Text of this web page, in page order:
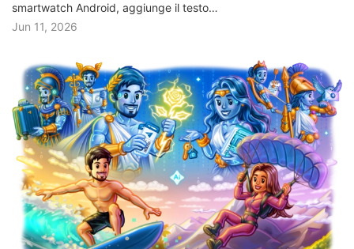
smartwatch Android, aggiunge il testo…
Jun 11, 2026